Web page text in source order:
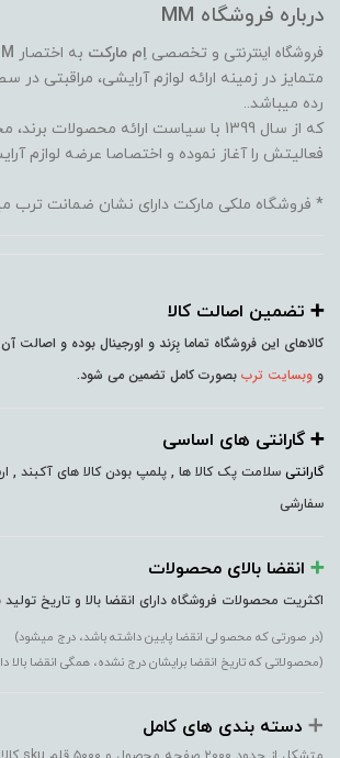
درباره فروشگاه MM
فروشگاه اینترنتی و تخصصی اِم مارکت به اختصار
متمایز در زمینه ارائه لوازم آرایشی، مراقبتی
رده میباشد..
که از سال 1399 با سیاست ارائه محصولات
فعالیتش را آغاز نموده و اختصاصا عرضه لوازم
* فروشگاه ملکی مارکت دارای نشان ضمانت ترب
➕️ تضمین اصالت کالا
کالاهای این فروشگاه تماما بِرَند و اورجینال بوده و اصالت
و وبسایت ترب بصورت کامل تضمین می شود.
➕️ گارانتی های اساسی
گارانتی سلامت پک کالا ها , پلمپ بودن کالا های آکبند
سفارشی
➕️ انقضا بالای محصولات
اکثریت محصولات فروشگاه دارای انقضا بالا و تاریخ تولید
(در صورتی که محصولی انقضا پایین داشته باشد، درج میشود)
(محصولاتی که تاریخ انقضا برایشان درج نشده، همگی انقضا بالا
➕️ دسته بندی های کامل